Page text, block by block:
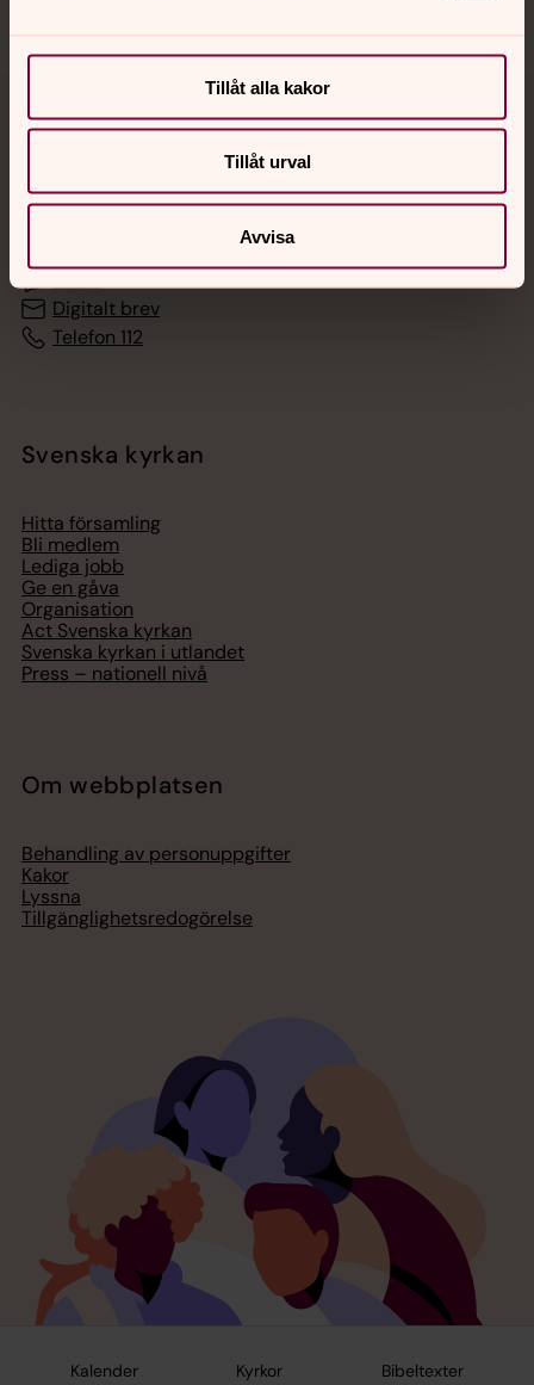
Tillåt alla kakor
Tillåt urval
Avvisa
Kalender Kyrkor Bibeltexter
Jourhavande präst
med en präst på kvällar och nätter.
Digitalt brev
Telefon 112
Svenska kyrkan
Hitta församling
Bli medlem
Lediga jobb
Ge en gåva
Organisation
Act Svenska kyrkan
Svenska kyrkan i utlandet
Press – nationell nivå
Om webbplatsen
Behandling av personuppgifter
Kakor
Lyssna
Tillgänglighetsredogörelse